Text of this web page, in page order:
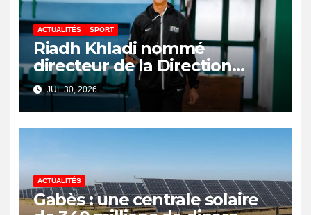
ACTUALITÉS SPORT
Riadh Khladi nommé
directeur de la Direction
Nationale de l’Arbitrage
JUL 30, 2026
ACTUALITÉS
Gabès : une centrale solaire